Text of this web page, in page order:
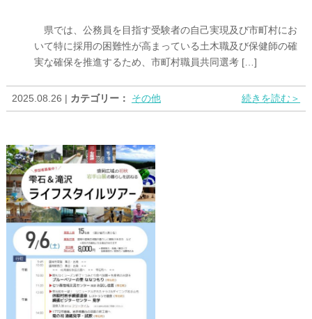
県では、公務員を目指す受験者の自己実現及び市町村にお
いて特に採用の困難性が高まっている土木職及び保健師の確
実な確保を推進するため、市町村職員共同選考 […]
2025.08.26 | カテゴリー： その他 続きを読む＞